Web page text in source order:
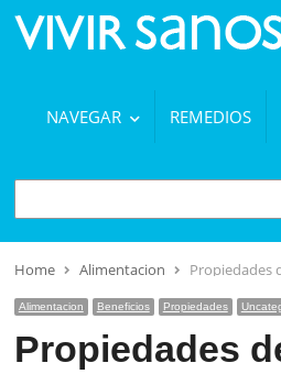
NAVEGAR REMEDIOS
BUSCAR
Home Alimentacion Propiedades
Alimentacion Beneficios Propiedades
Propiedades